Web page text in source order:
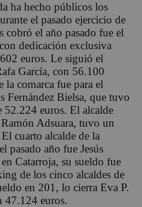
ha hecho públicos los
el pasado ejercicio de
cobró el año pasado fue el
dedicación exclusiva
euros. Le siguió el
García, con 56.100
la comarca fue para el
Fernández Bielsa, que tuvo
52.224 euros. El alcalde
Adsuara, tuvo un
cuarto alcalde de la
pasado año fue Jesús
Catarroja, su sueldo fue
de los cinco alcaldes de
en 201, lo cierra Eva P.
47.124 euros.